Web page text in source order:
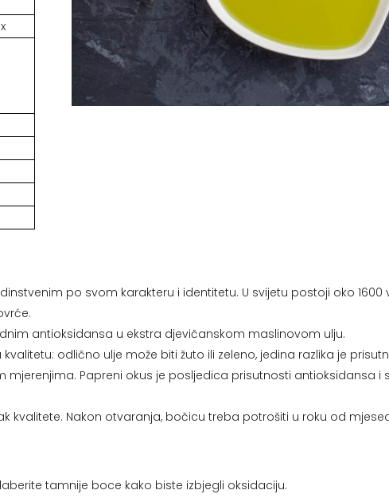
x
po svom karakteru i identitetu. U svijetu postoji oko
antioksidansa u ekstra djevičanskom maslinovom ulju.
odlično ulje može biti žuto ili zeleno, jedina razlika je
mjerenjima. Papreni okus je posljedica prisutnosti antioksidansa i
kvalitete. Nakon otvaranja, bočicu treba potrošiti u roku od
tamnije boce kako biste izbjegli oksidaciju.